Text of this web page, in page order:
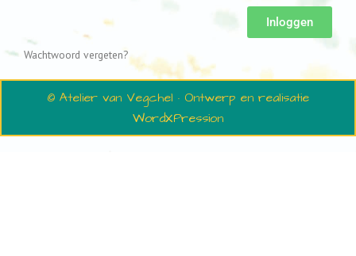
Inloggen
Wachtwoord vergeten?
© Atelier van Vegchel · Ontwerp en realisatie
WordXPression